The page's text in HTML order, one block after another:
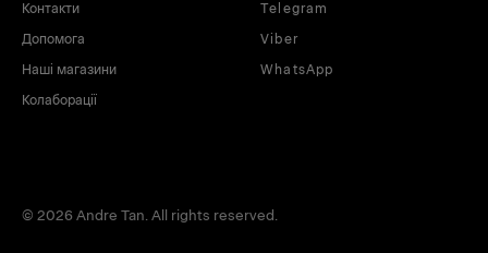
Контакти
Допомога
Наші магазини
Колаборації
Telegram
Viber
WhatsApp
© 2026 Andre Tan. All rights reserved.